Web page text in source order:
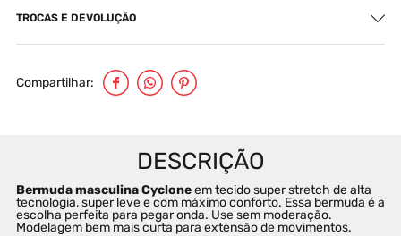
TROCAS E DEVOLUÇÃO
Compartilhar
Bermuda masculina Cyclone em tecido super stretch de alta
tecnologia, super leve e com máximo conforto. Essa bermuda é a
escolha perfeita para pegar onda. Use sem moderação.
Modelagem bem mais curta para extensão de movimentos.